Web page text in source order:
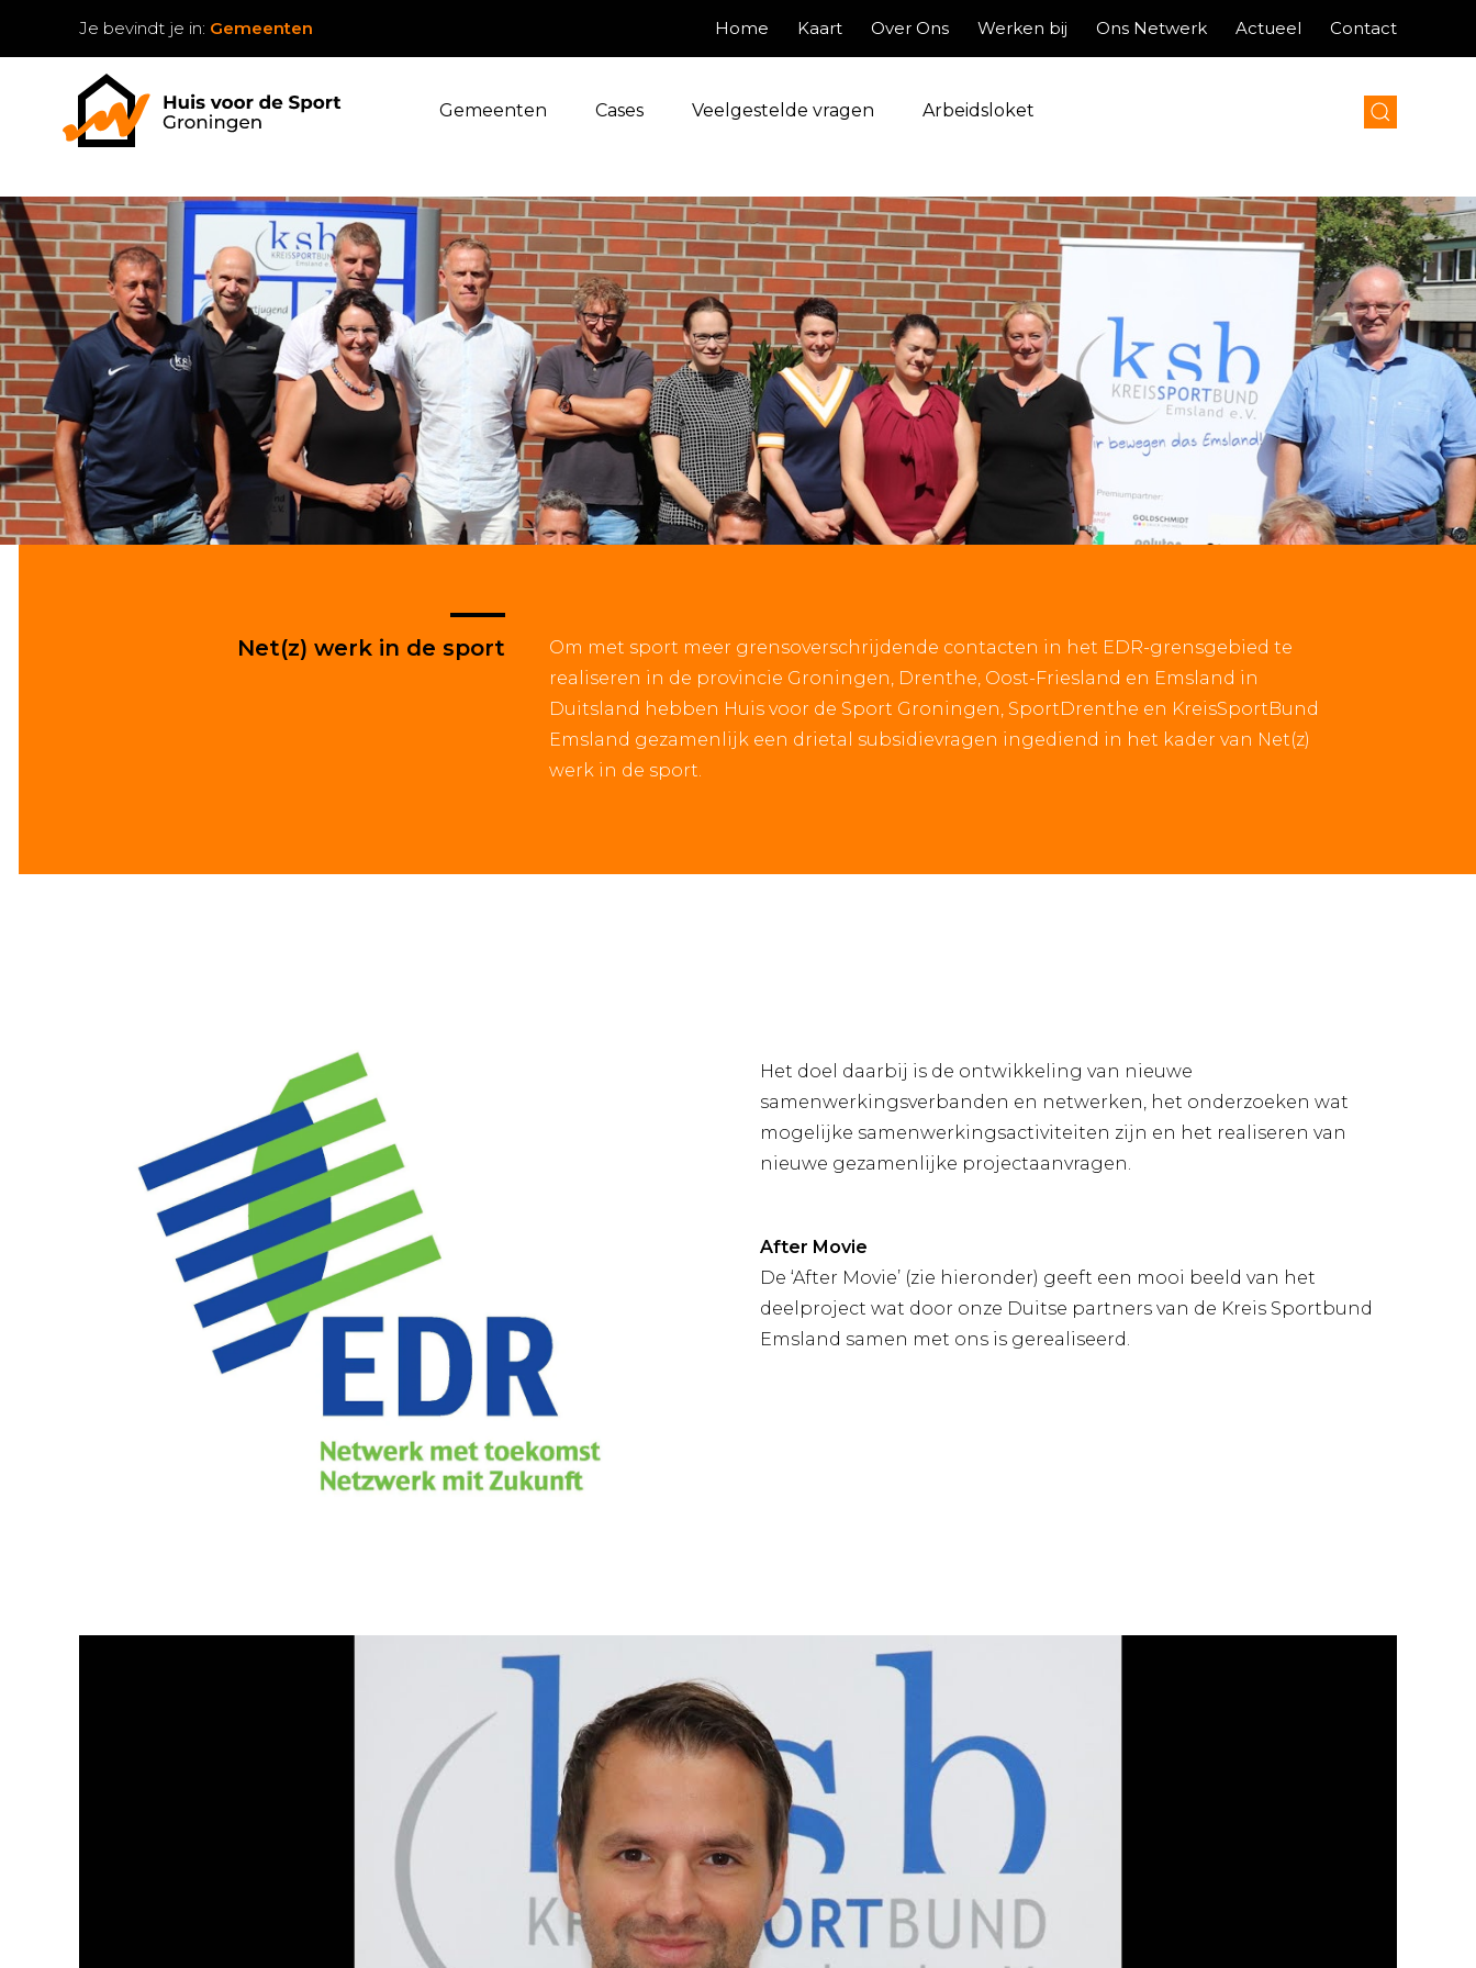
Je bevindt je in: Gemeenten Home Kaart Over Ons Werken bij Ons Netwerk Actueel Contact
Gemeenten Cases Veelgestelde vragen Arbeidsloket
Net(z) werk in de sport
Om met sport meer grensoverschrijdende contacten in het EDR-grensgebied te
realiseren in de provincie Groningen, Drenthe, Oost-Friesland en Emsland in
Duitsland hebben Huis voor de Sport Groningen, SportDrenthe en KreisSportBund
Emsland gezamenlijk een drietal subsidievragen ingediend in het kader van Net(z)
werk in de sport.
Het doel daarbij is de ontwikkeling van nieuwe
samenwerkingsverbanden en netwerken, het onderzoeken wat
mogelijke samenwerkingsactiviteiten zijn en het realiseren van
nieuwe gezamenlijke projectaanvragen.
After Movie
De ‘After Movie’ (zie hieronder) geeft een mooi beeld van het
deelproject wat door onze Duitse partners van de Kreis Sportbund
Emsland samen met ons is gerealiseerd.